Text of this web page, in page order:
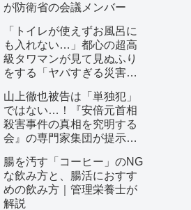
が防衛省の会議メンバー
「トイレが使えずお風呂に
も入れない…」都心の超高
級タワマンが見て見ぬふり
をする「ヤバすぎる災害リ
山上徹也被告は「単独犯」
ではない…！『安倍元首相
殺害事件の真相を究明する
会』の専門家集団が提示し
腸を汚す「コーヒー」のNG
な飲み方と、腸活におすす
めの飲み方｜管理栄養士が
解説